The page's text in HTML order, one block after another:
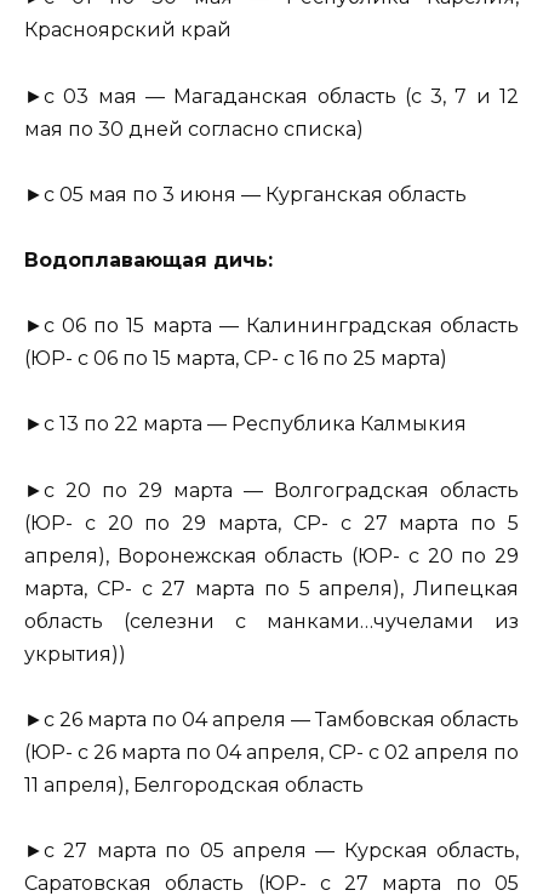
Красноярский край
►с 03 мая — Магаданская область (с 3, 7 и 12
мая по 30 дней согласно списка)
►с 05 мая по 3 июня — Курганская область
Водоплавающая дичь:
►с 06 по 15 марта — Калининградская область
(ЮР- с 06 по 15 марта, СР- с 16 по 25 марта)
►с 13 по 22 марта — Республика Калмыкия
►с 20 по 29 марта — Волгоградская область
(ЮР- с 20 по 29 марта, СР- с 27 марта по 5
апреля), Воронежская область (ЮР- с 20 по 29
марта, СР- с 27 марта по 5 апреля), Липецкая
область (селезни с манками…чучелами из
укрытия))
►с 26 марта по 04 апреля — Тамбовская область
(ЮР- с 26 марта по 04 апреля, СР- с 02 апреля по
11 апреля), Белгородская область
►с 27 марта по 05 апреля — Курская область,
Саратовская область (ЮР- с 27 марта по 05